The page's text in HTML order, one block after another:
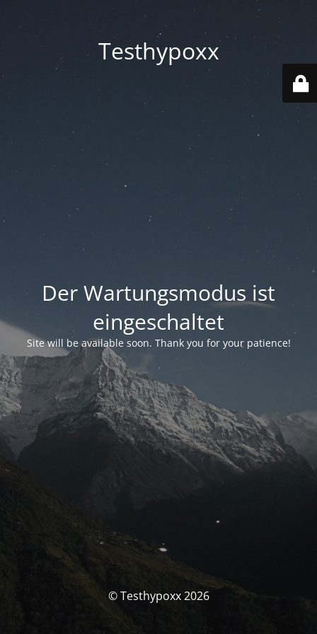
Testhypoxx
Der Wartungsmodus ist
eingeschaltet
Site will be available soon. Thank you for your patience!
© Testhypoxx 2026